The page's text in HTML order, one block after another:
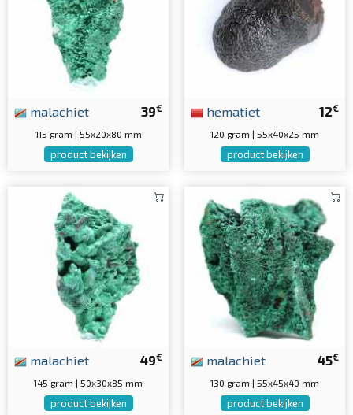
39€
malachiet
115 gram | 55x20x80 mm
product bekijken
12€
hematiet
120 gram | 55x40x25 mm
product bekijken
49€
malachiet
145 gram | 50x30x85 mm
product bekijken
45€
malachiet
130 gram | 55x45x40 mm
product bekijken